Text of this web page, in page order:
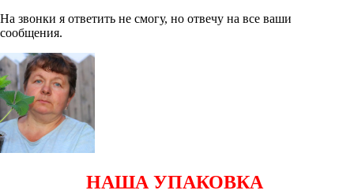
На звонки я ответить не смогу, но отвечу на все ваши
сообщения.
НАША УПАКОВКА